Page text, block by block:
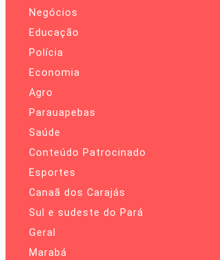
Negócios
Educação
Polícia
Economia
Agro
Parauapebas
Saúde
Conteúdo Patrocinado
Esportes
Canaã dos Carajás
Sul e sudeste do Pará
Geral
Marabá